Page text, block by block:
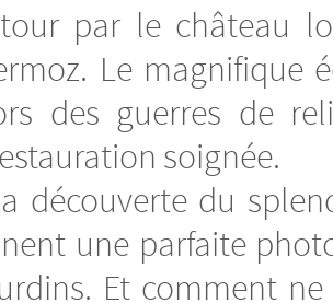
par le château
Le magnifique
des guerres de
soignée.
découverte du
une parfaite
Et comment